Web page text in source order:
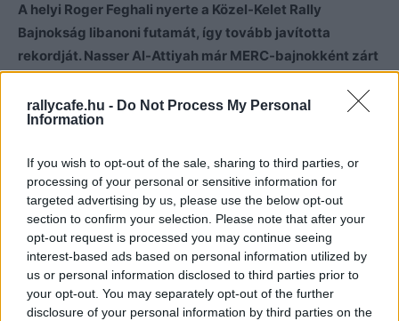
rallycafe.hu - Do Not Process My Personal
Information
If you wish to opt-out of the sale, sharing to third parties, or
processing of your personal or sensitive information for
targeted advertising by us, please use the below opt-out
section to confirm your selection. Please note that after your
opt-out request is processed you may continue seeing
interest-based ads based on personal information utilized by
us or personal information disclosed to third parties prior to
your opt-out. You may separately opt-out of the further
disclosure of your personal information by third parties on the
A helyi Roger Feghali nyerte a Közel-Kelet Rally
Bajnokság libanoni futamát, így tovább javította
rekordját. Nasser Al-Attiyah már MERC-bajnokként zárt
a második helyen.
Hétvégén a Libanon Rallyval folytatódott a Közel-Kelet
miatt utólag került ki a MERC-naptárból, idén azonban
ismét nemzetközi futam lehetett.
A rendezvény teljes egészében nagy csatát vívott a
libanoni Roger Feghali és a katari Nasser Al-Attiyah az
abszolút győzelemért, melyet végül Feghali 9.2
másodperc előnnyel szerzett meg és már 18. alkalommal